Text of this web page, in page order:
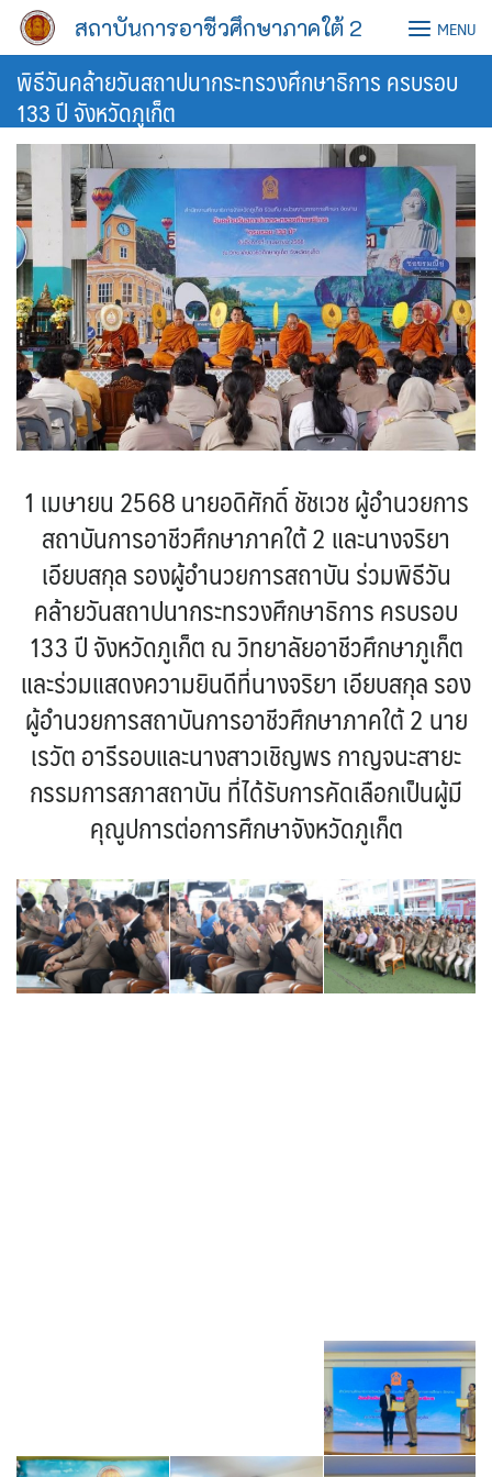
Skip
content
สถาบันการอาชีวศึกษาภาคใต้ 2 MENU
พิธีวันคล้ายวันสถาปนากระทรวงศึกษาธิการ ครบรอบ
133 ปี จังหวัดภูเก็ต
1 เมษายน 2568 นายอดิศักดิ์ ชัชเวช ผู้อำนวยการ
สถาบันการอาชีวศึกษาภาคใต้ 2 และนางจริยา
เอียบสกุล รองผู้อำนวยการสถาบัน ร่วมพิธีวัน
คล้ายวันสถาปนากระทรวงศึกษาธิการ ครบรอบ
133 ปี จังหวัดภูเก็ต ณ วิทยาลัยอาชีวศึกษาภูเก็ต
และร่วมแสดงความยินดีที่นางจริยา เอียบสกุล รอง
ผู้อำนวยการสถาบันการอาชีวศึกษาภาคใต้ 2 นาย
เรวัต อารีรอบและนางสาวเชิญพร กาญจนะสายะ
กรรมการสภาสถาบัน ที่ได้รับการคัดเลือกเป็นผู้มี
คุณูปการต่อการศึกษาจังหวัดภูเก็ต